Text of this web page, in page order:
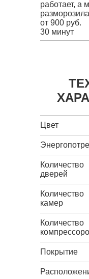
работает, а
от 900 руб.
30 минут
Цвет
Количество
дверей
Количество
камер
Количество
Покрытие